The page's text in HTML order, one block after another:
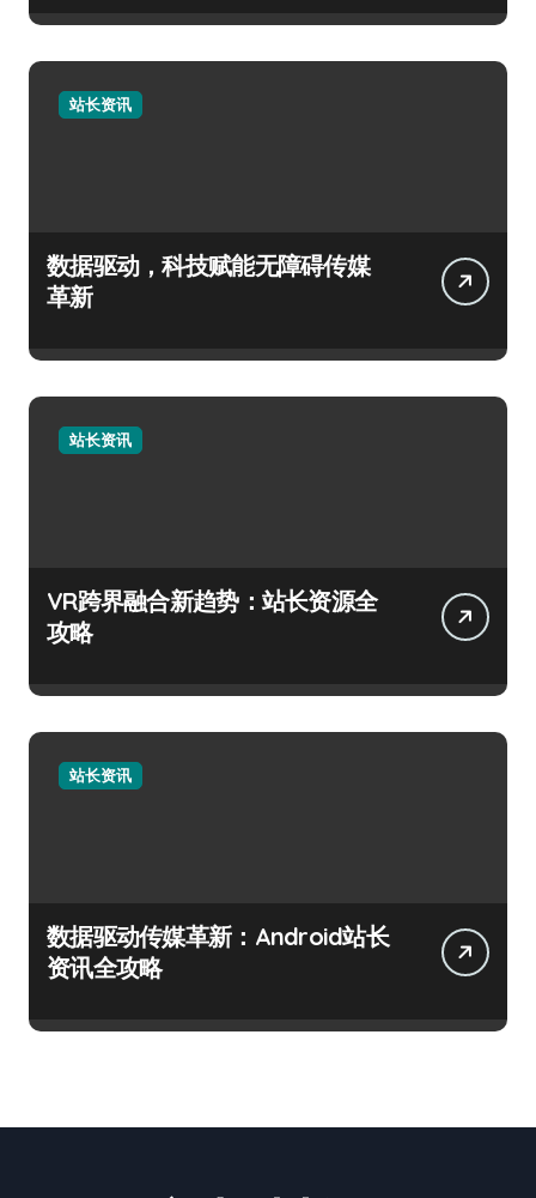
站长资讯
数据驱动，科技赋能无障碍传媒
革新
站长资讯
VR跨界融合新趋势：站长资源全
攻略
站长资讯
数据驱动传媒革新：Android站长
资讯全攻略